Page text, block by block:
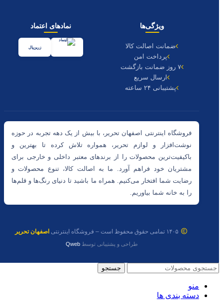
ویژگی‌ها
ضمانت اصالت کالا
پرداخت امن
۷ روز ضمانت بازگشت
ارسال سریع
پشتیبانی ۲۴ ساعته
نمادهای اعتماد
زرین‌پال
فروشگاه اینترنتی اصفهان تحریر، با بیش از یک دهه تجربه در حوزه
نوشت‌افزار و لوازم تحریر، همواره تلاش کرده تا بهترین و
باکیفیت‌ترین محصولات را از برندهای معتبر داخلی و خارجی برای
مشتریان خود فراهم آورد. ما به اصالت کالا، تنوع محصولات و
رضایت شما افتخار می‌کنیم. همراه ما باشید تا دنیای رنگ‌ها و قلم‌ها
را به خانه شما بیاوریم.
۱۴۰۵ تمامی حقوق محفوظ است – فروشگاه اینترنتی اصفهان تحریر
طراحی و پشتیبانی توسطQweb
جستجو
منو
دسته بندی ها